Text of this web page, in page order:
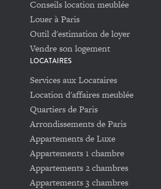
Conseils location meublée
Louer à Paris
Outil d'estimation de loyer
Vendre son logement
LOCATAIRES
Services aux Locataires
Location d'affaires meublée
Quartiers de Paris
Arrondissements de Paris
Appartements de Luxe
Appartements 1 chambre
Appartements 2 chambres
Appartements 3 chambres